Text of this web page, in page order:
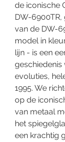
de iconische
DW-6900TR,
van de DW-
model in
lijn - is een
geschiedenis
evoluties,
1995. We
op de
van metaal
het
een krachtig